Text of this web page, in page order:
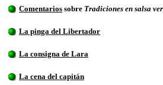
Comentarios sobre Tradiciones en salsa
La pinga del Libertador
La consigna de Lara
La cena del capitán